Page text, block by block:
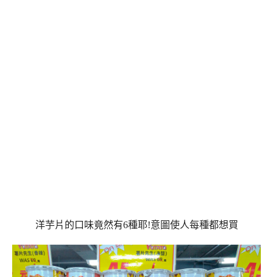
洋芋片的口味竟然有6種耶!意圖使人每種都想買